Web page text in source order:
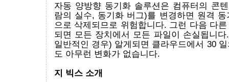
자동 양방향 동기화 솔루션은 컴퓨터의 콘
람의 실수, 동기화 버그)를 변경하면 원격
으로 삭제되므로 위험합니다. 그런 다음 다
되면 모든 장치에서 모든 파일이 손실됩니
일반적인 경우) 알게되면 클라우드에서 30
도 아무런 변화가 없습니다.
지 빅스 소개